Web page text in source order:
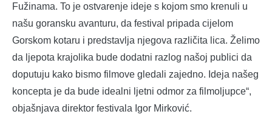
Fužinama. To je ostvarenje ideje s kojom smo krenuli u
našu goransku avanturu, da festival pripada cijelom
Gorskom kotaru i predstavlja njegova različita lica. Želimo
da ljepota krajolika bude dodatni razlog našoj publici da
doputuju kako bismo filmove gledali zajedno. Ideja našeg
koncepta je da bude idealni ljetni odmor za filmoljupce“,
objašnjava direktor festivala Igor Mirković.